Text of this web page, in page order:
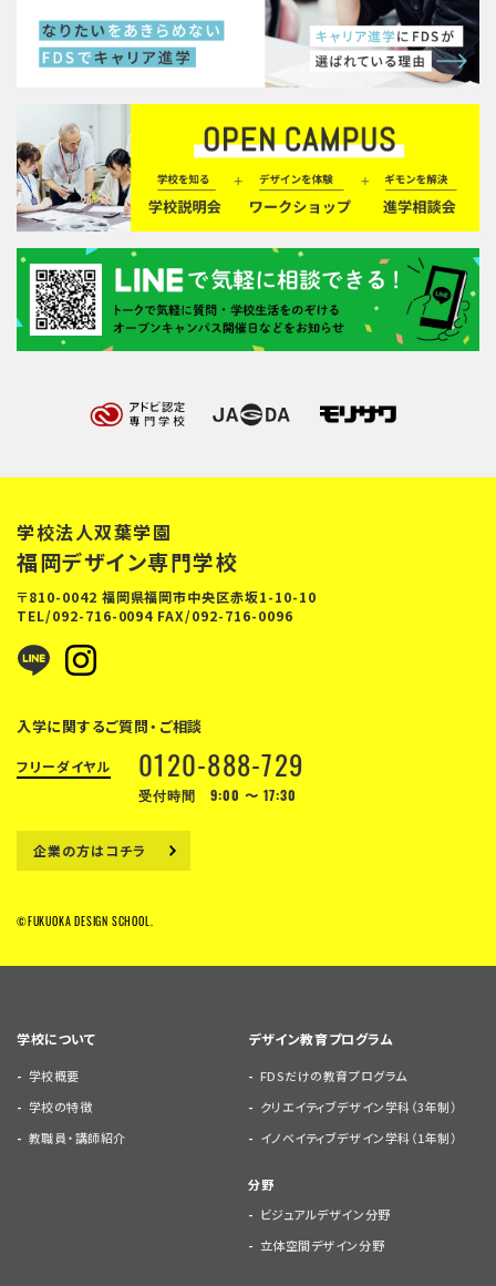
学校法人双葉学園
福岡デザイン専門学校
〒810-0042 福岡県福岡市中央区赤坂1-10-10
TEL/092-716-0094 FAX/092-716-0096
入学に関するご質問・ご相談
フリーダイヤル 0120-888-729
受付時間 9:00 〜 17:30
企業の方はコチラ
©FUKUOKA DESIGN SCHOOL.
学校について
学校概要
学校の特徴
教職員・講師紹介
デザイン教育プログラム
FDSだけの教育プログラム
クリエイティブデザイン学科（3年制）
イノベイティブデザイン学科（1年制）
分野
ビジュアルデザイン分野
立体空間デザイン分野